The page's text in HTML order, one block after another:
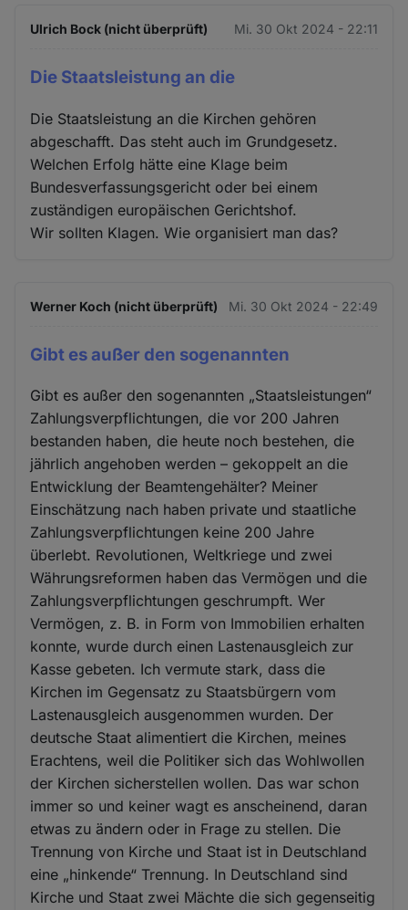
Ulrich Bock (nicht überprüft) Mi. 30 Okt 2024 - 22:11
Die Staatsleistung an die
Die Staatsleistung an die Kirchen gehören
abgeschafft. Das steht auch im Grundgesetz.
Welchen Erfolg hätte eine Klage beim
Bundesverfassungsgericht oder bei einem
zuständigen europäischen Gerichtshof.
Wir sollten Klagen. Wie organisiert man das?
Werner Koch (nicht überprüft) Mi. 30 Okt 2024 - 22:49
Gibt es außer den sogenannten
Gibt es außer den sogenannten „Staatsleistungen“
Zahlungsverpflichtungen, die vor 200 Jahren
bestanden haben, die heute noch bestehen, die
jährlich angehoben werden – gekoppelt an die
Entwicklung der Beamtengehälter? Meiner
Einschätzung nach haben private und staatliche
Zahlungsverpflichtungen keine 200 Jahre
überlebt. Revolutionen, Weltkriege und zwei
Währungsreformen haben das Vermögen und die
Zahlungsverpflichtungen geschrumpft. Wer
Vermögen, z. B. in Form von Immobilien erhalten
konnte, wurde durch einen Lastenausgleich zur
Kasse gebeten. Ich vermute stark, dass die
Kirchen im Gegensatz zu Staatsbürgern vom
Lastenausgleich ausgenommen wurden. Der
deutsche Staat alimentiert die Kirchen, meines
Erachtens, weil die Politiker sich das Wohlwollen
der Kirchen sicherstellen wollen. Das war schon
immer so und keiner wagt es anscheinend, daran
etwas zu ändern oder in Frage zu stellen. Die
Trennung von Kirche und Staat ist in Deutschland
eine „hinkende“ Trennung. In Deutschland sind
Kirche und Staat zwei Mächte die sich gegenseitig